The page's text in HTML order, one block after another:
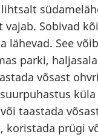
vajab. Sobivad
lähevad. See
parki,
võsast
taastada
koristada prügi